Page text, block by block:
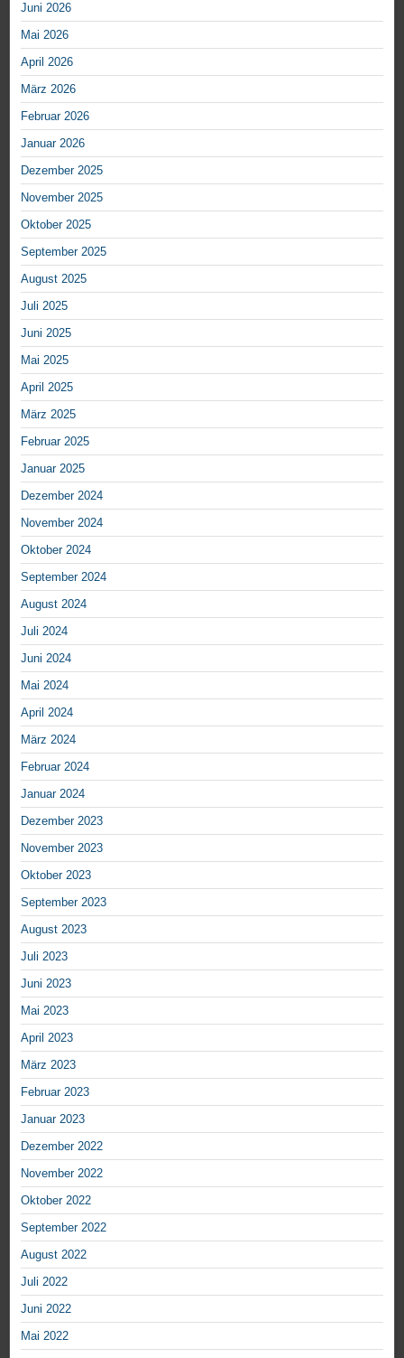
Juni 2026
Mai 2026
April 2026
März 2026
Februar 2026
Januar 2026
Dezember 2025
November 2025
Oktober 2025
September 2025
August 2025
Juli 2025
Juni 2025
Mai 2025
April 2025
März 2025
Februar 2025
Januar 2025
Dezember 2024
November 2024
Oktober 2024
September 2024
August 2024
Juli 2024
Juni 2024
Mai 2024
April 2024
März 2024
Februar 2024
Januar 2024
Dezember 2023
November 2023
Oktober 2023
September 2023
August 2023
Juli 2023
Juni 2023
Mai 2023
April 2023
März 2023
Februar 2023
Januar 2023
Dezember 2022
November 2022
Oktober 2022
September 2022
August 2022
Juli 2022
Juni 2022
Mai 2022